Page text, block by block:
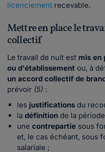
licenciement recevable.
Mettre en place le
collectif
Le travail de nuit est mis en
ou d'établissement ou, à
un accord collectif de
prévoir (5) :
les justifications du
la définition de la
une contrepartie sous
et, le cas échéant, sous
salariale ;